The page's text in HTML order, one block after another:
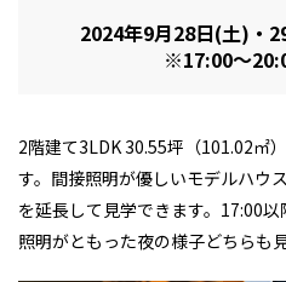
2024年9月28日(土)・
※17:00～
2階建て3LDK 30.55坪（101.02㎡
す。間接照明が優しいモデルハウ
を延長して見学できます。17:00
照明がともった夜の様子どちらも